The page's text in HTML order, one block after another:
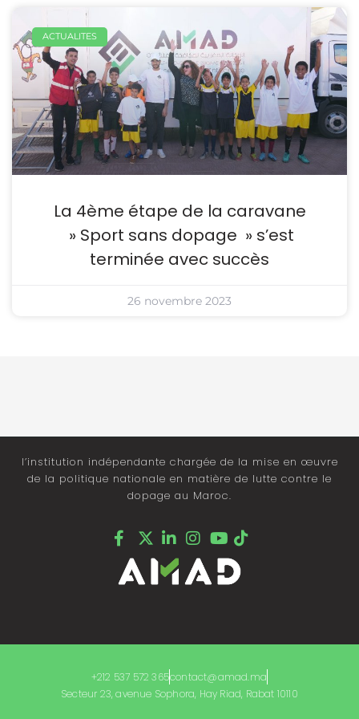
ACTUALITES
La 4ème étape de la caravane
» Sport sans dopage » s’est
terminée avec succès
26 novembre 2023
l’institution indépendante chargée de la mise en œuvre
de la politique nationale en matière de lutte contre le
dopage au Maroc.
+212 537 572 365contact@amad.ma
Secteur 23, avenue Sophora, Hay Riad, Rabat 10110